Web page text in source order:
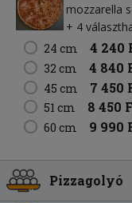
mozzarella
+ 4
24 cm
4 240
32 cm 4 840
45 cm 7 450
51 cm 8 450
60 cm 9 990
Pizzagolyó